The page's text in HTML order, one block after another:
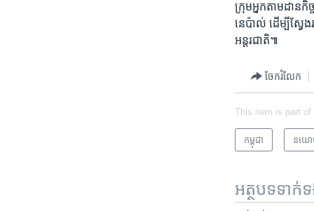
ក្រុម​អ្នក​តាម​ដាន​
នេប៉ាល់​ ដើម្បី​ស្វែ
អន្តរជាតិ៕
ចែករំលែក
This item is part of
កម្ពុជា នយោ
អត្ថបទ​ទាក់